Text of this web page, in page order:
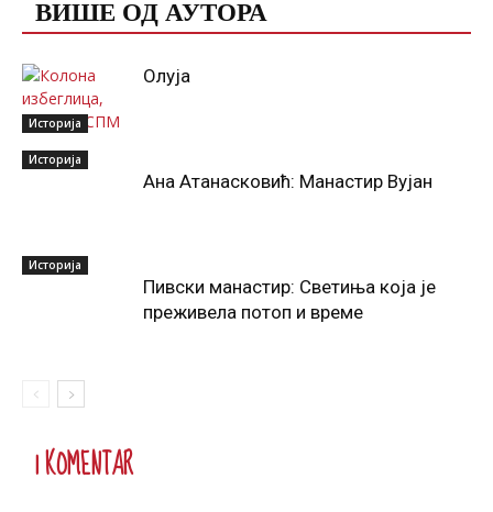
ВИШЕ ОД АУТОРА
Историја
Олуја
Историја
Ана Атанасковић: Манастир Вујан
Историја
Пивски манастир: Светиња која је
преживела потоп и време
1 KOMENTAR